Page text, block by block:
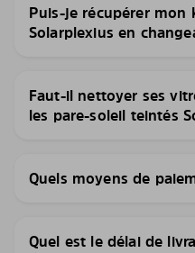
Puis-je récupérer mon
Solarplexius en
Faut-il nettoyer ses
les pare-soleil teintés
Quels moyens de
Quel est le délai de